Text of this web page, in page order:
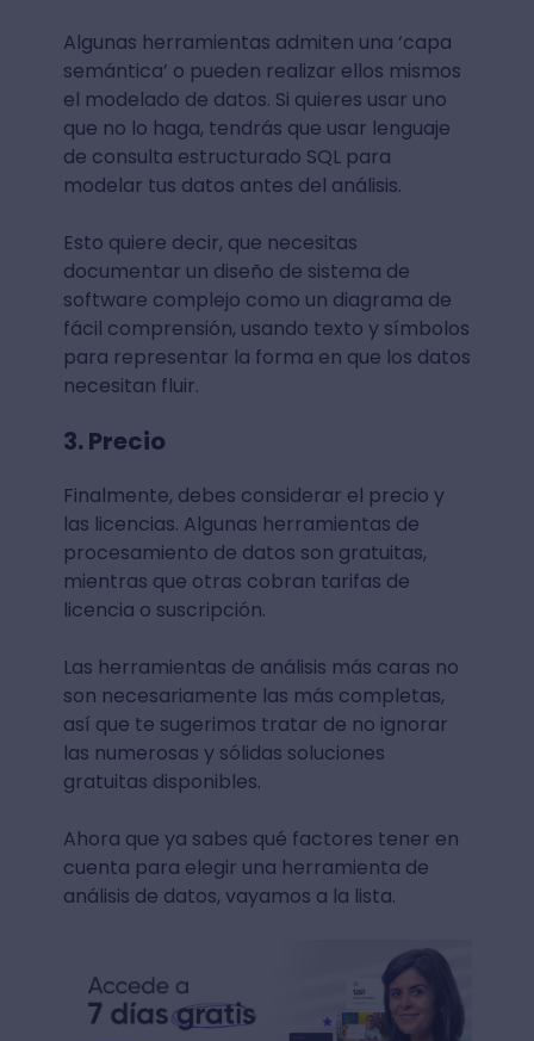
Algunas herramientas admiten una ‘capa
semántica’ o pueden realizar ellos mismos
el modelado de datos. Si quieres usar uno
que no lo haga, tendrás que usar lenguaje
de consulta estructurado SQL para
modelar tus datos antes del análisis.
Esto quiere decir, que necesitas
documentar un diseño de sistema de
software complejo como un diagrama de
fácil comprensión, usando texto y símbolos
para representar la forma en que los datos
necesitan fluir.
3. Precio
Finalmente, debes considerar el precio y
las licencias. Algunas herramientas de
procesamiento de datos son gratuitas,
mientras que otras cobran tarifas de
licencia o suscripción.
Las herramientas de análisis más caras no
son necesariamente las más completas,
así que te sugerimos tratar de no ignorar
las numerosas y sólidas soluciones
gratuitas disponibles.
Ahora que ya sabes qué factores tener en
cuenta para elegir una herramienta de
análisis de datos, vayamos a la lista.